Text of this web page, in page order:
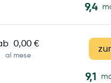
9,4
0,00 €
al mese
9,1